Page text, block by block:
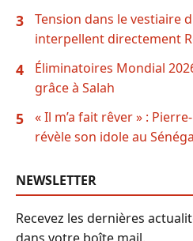
3
Tension dans le vestiaire
interpellent directement
4
Éliminatoires Mondial
grâce à Salah
5
« Il m’a fait rêver » :
révèle son idole au
NEWSLETTER
Recevez les dernières